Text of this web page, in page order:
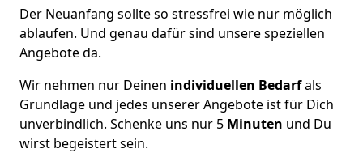
Der Neuanfang sollte so stressfrei wie nur möglich
ablaufen. Und genau dafür sind unsere speziellen
Angebote da.
Wir nehmen nur Deinen individuellen Bedarfals
Grundlage und jedes unserer Angebote ist für Dich
unverbindlich. Schenke uns nur 5 Minuten und Du
wirst begeistert sein.